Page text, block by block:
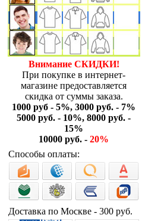
Внимание СКИДКИ!
При покупке в интернет-
магазине предоставляется
скидка от суммы заказа.
1000 руб - 5%, 3000 руб. - 7%
5000 руб. - 10%, 8000 руб. -
15%
10000 руб. - 20%
Способы оплаты:
Доставка по Москве - 300 руб.